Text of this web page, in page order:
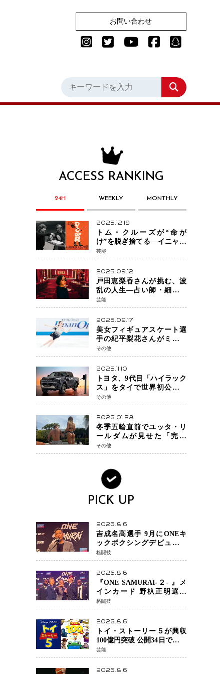
お問い合わせ
ACCESS RANKING
24H WEEKLY MONTHLY
2025.12.19
トム・クルーズが“命が
け”を脱ぎ捨てる―イニャリ
トゥ監督と挑む前代未聞の
大惨事コメディ「DIGGER
ディガー」始動
芸能
2025.09.12
戸田恵梨香さんが挑む、波
乱の人生―占い師・細木数
子をNetflixで実写化
芸能
2025.09.17
美女フィギュアスケート選
手の紀平梨花さんがミラノ
五輪出場断念 中部選手権欠
場を発表「安全最優先の判
断」
その他
2025.11.10
トヨタ、9代目「ハイラック
ス」をタイで世界初公開
電動化戦略の象徴となる
BEVモデルを初設定
その他
2026.01.28
冬季五輪直前でユッタ・リ
ールダムが見せた「完成
形」転倒と涙を越えて─ミラ
ノで金を狙うオランダ女王
その他
PICK UP
2026.8.6
吉成名高選手 9月にONEキ
ックボクシングデビュー決
定 チャトリCEOがサプライ
ズ発表 2カ月連続参戦へ
格闘技
2026.8.6
『ONE SAMURAI-２- 』メ
インカード 野杁正明選手
「彼を倒して勝つ」 リウ・
メンヤンとの因縁に決着へ
再起を懸けたONEフェザー
級トーナメント初戦
格闘技
2026.8.6
トイ・ストーリー５が興収
100億円突破 公開34日でピク
サー作品 史上最速 日本歴代
シリーズ最高更新も目前
芸能
2026.8.6